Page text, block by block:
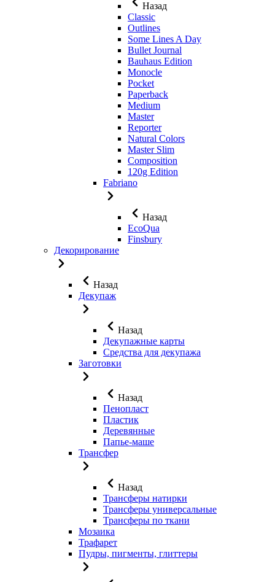
Назад
Classic
Outlines
Some Lines A Day
Bullet Journal
Bauhaus Edition
Monocle
Pocket
Paperback
Medium
Master
Reporter
Natural Colors
Master Slim
Composition
120g Edition
Fabriano
Назад
EcoQua
Finsbury
Декорирование
Назад
Декупаж
Назад
Декупажные карты
Средства для декупажа
Заготовки
Назад
Пенопласт
Пластик
Деревянные
Папье-маше
Трансфер
Назад
Трансферы натирки
Трансферы универсальные
Трансферы по ткани
Мозаика
Трафарет
Пудры, пигменты, глиттеры